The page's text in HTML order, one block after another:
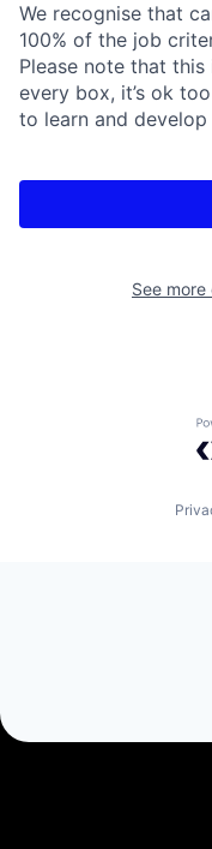
We recognise that
100% of the job
Please note that
every box, it’s ok
to learn and
See